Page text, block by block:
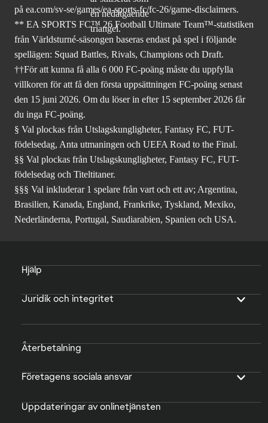
på ea.com/sv-se/games/ea-sports-fc/fc-26/game-disclaimers.
** EA SPORTS FC™ 26 Football Ultimate Team™-statistiken
från Världsturné-säsongen baseras endast på spel i följande
spellägen: Squad Battles, Rivals, Champions och Draft.
††För att kunna få alla 6 000 FC-poäng måste du uppfylla
villkoren för att få den första uppsättningen FC-poäng senast
den 15 juni 2026. Om du löser in efter 15 september 2026 får
du inga FC-poäng.
§ Val plockas från Utslagskungligheter, Fantasy FC, FUT-
födelsedag, Anta utmaningen och UEFA Road to the Final.
§§ Val plockas från Utslagskungligheter, Fantasy FC, FUT-
födelsedag och Titeltitaner.
§§§ Val inkluderar 1 spelare från vart och ett av; Argentina,
Brasilien, Kanada, England, Frankrike, Tyskland, Mexiko,
Nederländerna, Portugal, Saudiarabien, Spanien och USA.
Hjälp
Juridik och integritet
Återbetalning
Företagens sociala ansvar
Uppdateringar av onlinetjänsten